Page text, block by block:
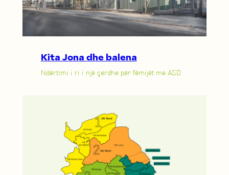
Kita Jona dhe balena
Ndërtimi i ri i një çerdhe për fëmijët me ASD